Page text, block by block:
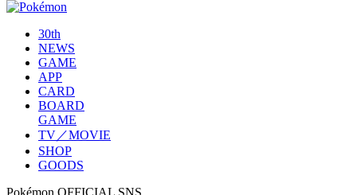
30th
NEWS
GAME
APP
CARD
BOARD
GAME
TV／MOVIE
SHOP
GOODS
Pokémon OFFICIAL SNS